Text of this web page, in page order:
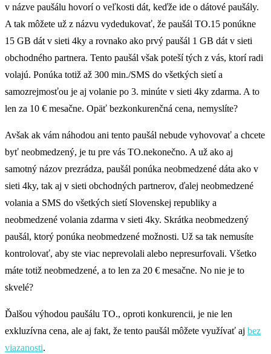
v názve paušálu hovorí o veľkosti dát, keďže ide o dátové paušály.
A tak môžete už z názvu vydedukovať, že paušál TO.15 ponúkne
15 GB dát v sieti 4ky a rovnako ako prvý paušál 1 GB dát v sieti
obchodného partnera. Tento paušál však poteší tých z vás, ktorí radi
volajú. Ponúka totiž až 300 min./SMS do všetkých sietí a
samozrejmosťou je aj volanie po 3. minúte v sieti 4ky zdarma. A to
len za 10 € mesačne. Opäť bezkonkurenčná cena, nemyslíte?
Avšak ak vám náhodou ani tento paušál nebude vyhovovať a chcete
byť neobmedzený, je tu pre vás TO.nekonečno. A už ako aj
samotný názov prezrádza, paušál ponúka neobmedzené dáta ako v
sieti 4ky, tak aj v sieti obchodných partnerov, ďalej neobmedzené
volania a SMS do všetkých sietí Slovenskej republiky a
neobmedzené volania zdarma v sieti 4ky. Skrátka neobmedzený
paušál, ktorý ponúka neobmedzené možnosti. Už sa tak nemusíte
kontrolovať, aby ste viac neprevolali alebo nepresurfovali. Všetko
máte totiž neobmedzené, a to len za 20 € mesačne. No nie je to
skvelé?
Ďalšou výhodou paušálu TO., oproti konkurencii, je nie len
exkluzívna cena, ale aj fakt, že tento paušál môžete využívať aj bez
viazanosti.